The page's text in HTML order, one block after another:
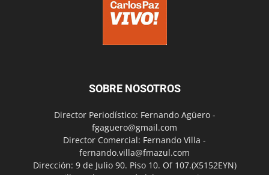
SOBRE NOSOTROS
Director Periodístico: Fernando Agüero -
fgaguero@gmail.com
Director Comercial: Fernando Villa -
fernando.villa@fmazul.com
Dirección: 9 de Julio 90. Piso 10. Of 107.(X5152EYN)